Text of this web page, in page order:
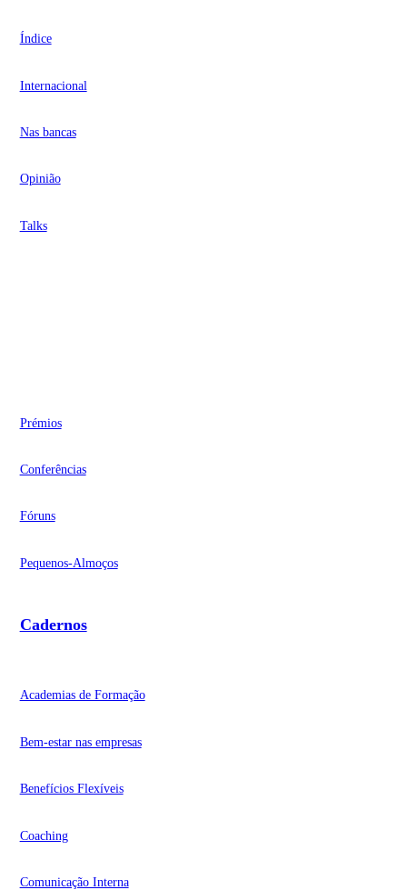
Índice
Internacional
Nas bancas
Opinião
Talks
Prémios
Conferências
Fóruns
Pequenos-Almoços
Cadernos
Academias de Formação
Bem-estar nas empresas
Benefícios Flexíveis
Coaching
Comunicação Interna